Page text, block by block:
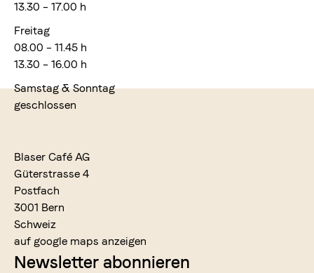
13.30 – 17.00 h
Freitag
08.00 – 11.45 h
13.30 – 16.00 h
Samstag & Sonntag
geschlossen
Blaser Café AG
Güterstrasse 4
Postfach
3001 Bern
Schweiz
auf google maps anzeigen
Newsletter abonnieren